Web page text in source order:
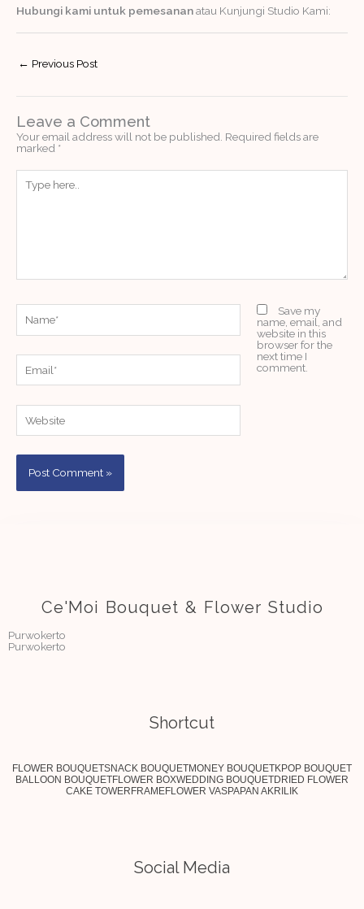
Hubungi kami untuk pemesananatau Kunjungi Studio Kami:
← Previous Post
Leave a Comment
Your email address will not be published. Required fields are
marked *
Type
here..
Name*
Email*
Website
Save my
name, email, and
website in this
browser for the
next time I
comment.
Ce'Moi Bouquet & Flower Studio
Purwokerto
Purwokerto
Shortcut
FLOWER BOUQUETSNACK BOUQUETMONEY BOUQUETKPOP BOUQUET
BALLOON BOUQUETFLOWER BOXWEDDING BOUQUETDRIED FLOWER
CAKE TOWER FRAMEFLOWER VASPAPAN AKRILIK
Social Media